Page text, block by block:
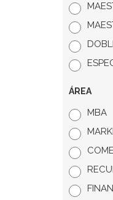
ÁREA
MBA